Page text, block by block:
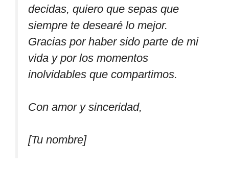
decidas, quiero que sepas que
siempre te desearé lo mejor.
Gracias por haber sido parte de mi
vida y por los momentos
inolvidables que compartimos.
Con amor y sinceridad,
[Tu nombre]